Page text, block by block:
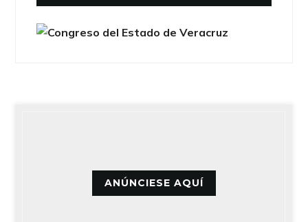
ANÚNCIESE AQUÍ